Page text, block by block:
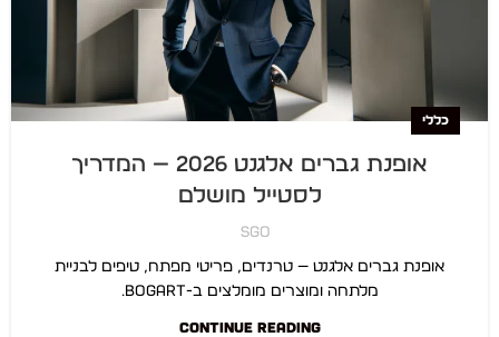
כללי
אופנת גברים אלגנט 2026 — המדריך
לסטייל מושלם
SGO
אופנת גברים אלגנט — טרנדים, פריטי מפתח, טיפים לבניית
מלתחה ומוצרים מומלצים ב-BOGART.
CONTINUE READING